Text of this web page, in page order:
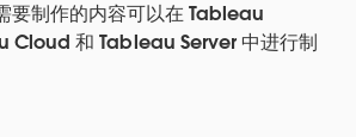
要制作的内容可以在 Tableau
Cloud 和 Tableau Server 中进行制